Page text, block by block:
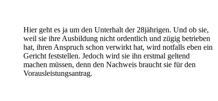
Hier geht es ja um den Unterhalt der 28jährigen. Und ob sie,
weil sie ihre Ausbildung nicht ordentlich und zügig betrieben
hat, ihren Anspruch schon verwirkt hat, wird notfalls eben ein
Gericht feststellen. Jedoch wird sie ihn erstmal geltend
machen müssen, denn den Nachweis braucht sie für den
Vorausleistungsantrag.